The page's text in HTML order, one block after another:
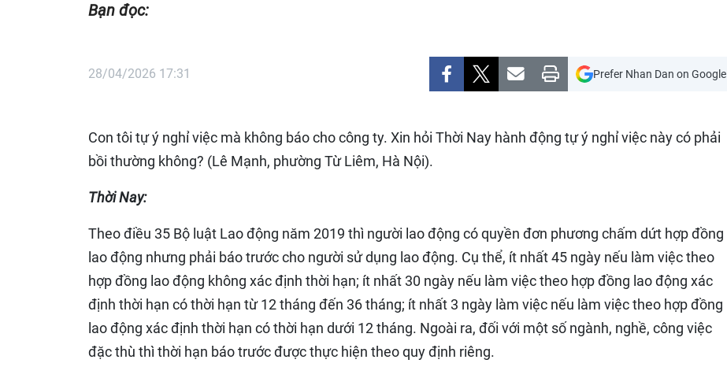
Bạn đọc:
28/04/2026 17:31 Prefer Nhan Dan on Google
Con tôi tự ý nghỉ việc mà không báo cho công ty. Xin hỏi Thời Nay hành động tự ý nghỉ việc này có phải
bồi thường không? (Lê Mạnh, phường Từ Liêm, Hà Nội).
Thời Nay:
Theo điều 35 Bộ luật Lao động năm 2019 thì người lao động có quyền đơn phương chấm dứt hợp đồng
lao động nhưng phải báo trước cho người sử dụng lao động. Cụ thể, ít nhất 45 ngày nếu làm việc theo
hợp đồng lao động không xác định thời hạn; ít nhất 30 ngày nếu làm việc theo hợp đồng lao động xác
định thời hạn có thời hạn từ 12 tháng đến 36 tháng; ít nhất 3 ngày làm việc nếu làm việc theo hợp đồng
lao động xác định thời hạn có thời hạn dưới 12 tháng. Ngoài ra, đối với một số ngành, nghề, công việc
đặc thù thì thời hạn báo trước được thực hiện theo quy định riêng.